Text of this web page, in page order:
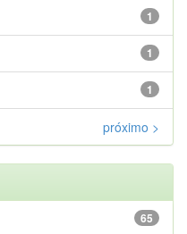
1
1
1
próximo >
65